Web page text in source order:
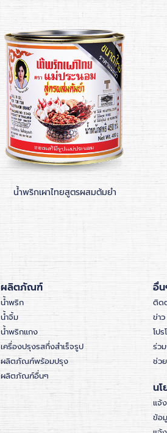
น้ำพริกเผาไทยสูตรผสมต้มยำ
ผลิตภัณฑ์
น้ำพริก
น้ำจิ้ม
น้ำพริกแกง
เครื่องปรุงรสกึ่งสำเร็จรูป
ผลิตภัณฑ์พร้อมปรุง
ผลิตภัณฑ์อื่นๆ
อื่
ติด
ข่า
โป
ร่ว
ช่ว
นโ
แจ้
ข้อ